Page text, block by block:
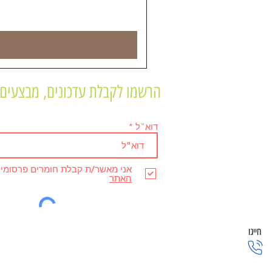
חייגו
הרשמו לקבלת עדכונים,
דוא"ל
אני מאשר/ת קבלת חומרים
האתר